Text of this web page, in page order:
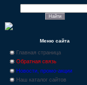
Меню сайта
Главная страница
Обратная связь
Новости, промо-акции
Наш каталог сайтов